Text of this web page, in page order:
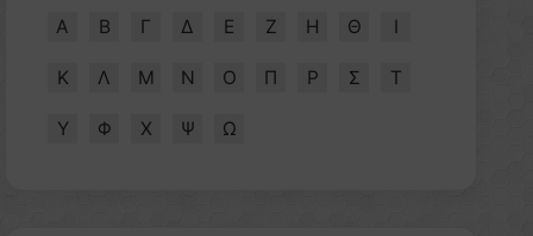
Α Β Γ Δ Ε Ζ Η Θ Ι
Κ Λ Μ Ν Ο Π Ρ Σ Τ
Υ Φ Χ Ψ Ω